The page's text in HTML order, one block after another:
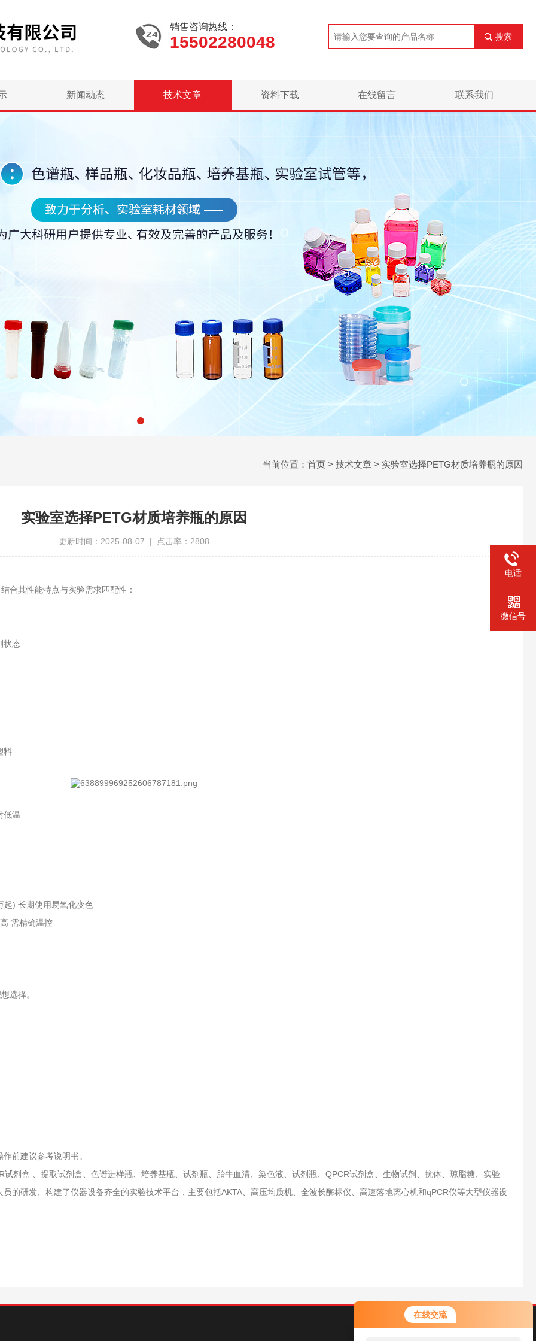
在线交流
销售咨询热线：
15502280048 搜索
新闻动态 技术文章 资料下载 在线留言 联系我们
当前位置： 首页 > 技术文章 > 实验室选择PETG材质培养瓶的原因
实验室选择PETG材质培养瓶的原因
更新时间：2025-08-07 | 点击率：2808
合其性能特点与实验需求匹配性：
状态
料
低温
) 长期使用易氧化变色
需精确温控
选择。
前建议参考说明书‌。
盒 、提取试剂盒、色谱进样瓶、培养基瓶、试剂瓶、胎牛血清、染色液、试剂瓶、QPCR试剂盒、生物试剂、抗体、琼脂糖、实验
的研发、构建了仪器设备齐全的实验技术平台，主要包括AKTA、高压均质机、全波长酶标仪、高速落地离心机和qPCR仪等大型仪器设
电话
微信号